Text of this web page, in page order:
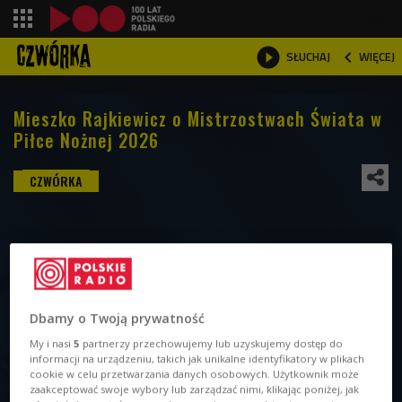
 SŁUCHAJ  WIĘCEJ

Mieszko Rajkiewicz o Mistrzostwach Świata w
Piłce Nożnej 2026
Dbamy o Twoją prywatność
My i nasi5 partnerzy przechowujemy lub uzyskujemy dostęp do
informacji na urządzeniu, takich jak unikalne identyfikatory w plikach
cookie w celu przetwarzania danych osobowych. Użytkownik może
zaakceptować swoje wybory lub zarządzać nimi, klikając poniżej, jak